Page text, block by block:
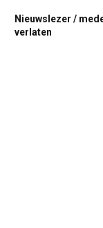
Nieuwslezer /
verlaten